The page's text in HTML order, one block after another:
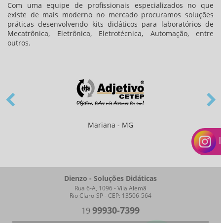
Com uma equipe de profissionais especializados no que
existe de mais moderno no mercado procuramos soluções
práticas desenvolvendo kits didáticos para laboratórios de
Mecatrônica, Eletrônica, Eletrotécnica, Automação, entre
outros.
Mariana - MG
Dienzo - Soluções Didáticas
Rua 6-A, 1096 - Vila Alemã
Rio Claro-SP - CEP: 13506-564
1999930-7399